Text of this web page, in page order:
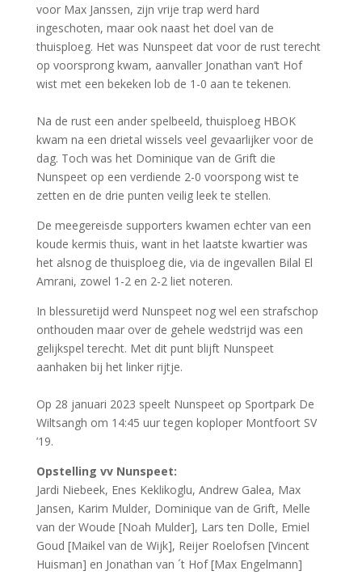
voor Max Janssen, zijn vrije trap werd hard
ingeschoten, maar ook naast het doel van de
thuisploeg. Het was Nunspeet dat voor de rust terecht
op voorsprong kwam, aanvaller Jonathan van’t Hof
wist met een bekeken lob de 1-0 aan te tekenen.
Na de rust een ander spelbeeld, thuisploeg HBOK
kwam na een drietal wissels veel gevaarlijker voor de
dag. Toch was het Dominique van de Grift die
Nunspeet op een verdiende 2-0 voorspong wist te
zetten en de drie punten veilig leek te stellen.
De meegereisde supporters kwamen echter van een
koude kermis thuis, want in het laatste kwartier was
het alsnog de thuisploeg die, via de ingevallen Bilal El
Amrani, zowel 1-2 en 2-2 liet noteren.
In blessuretijd werd Nunspeet nog wel een strafschop
onthouden maar over de gehele wedstrijd was een
gelijkspel terecht. Met dit punt blijft Nunspeet
aanhaken bij het linker rijtje.
Op 28 januari 2023 speelt Nunspeet op Sportpark De
Wiltsangh om 14:45 uur tegen koploper Montfoort SV
’19.
Opstelling vv Nunspeet:
Jardi Niebeek, Enes Keklikoglu, Andrew Galea, Max
Jansen, Karim Mulder, Dominique van de Grift, Melle
van der Woude [Noah Mulder], Lars ten Dolle, Emiel
Goud [Maikel van de Wijk], Reijer Roelofsen [Vincent
Huisman] en Jonathan van ´t Hof [Max Engelmann]